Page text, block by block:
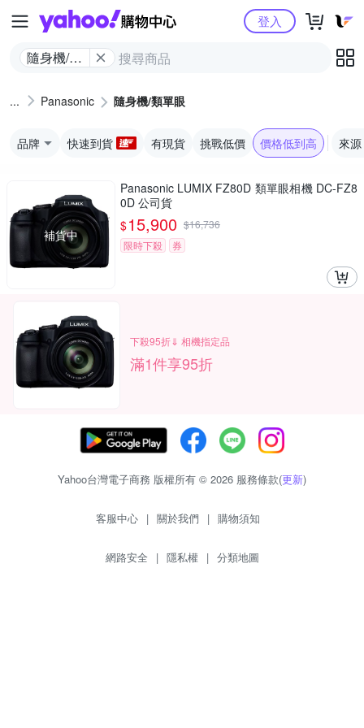
Yahoo購物中心
隨身機/類
登入
Panasonic 隨身機/類單眼
品牌 快速到貨 有現貨 挑戰低價 價格低到高 來源
補貨中
Panasonic LUMIX FZ80D 類單眼相機 DC-FZ8
0D 公司貨
$15,900 $16,736
限時下殺
券
下殺95折⇓ 相機指定品
滿1件享95折
Yahoo台灣電子商務 版權所有 © 2026 服務條款(更新)
客服中心 | 關於我們 | 購物須知
網路安全 | 隱私權 | 分類地圖